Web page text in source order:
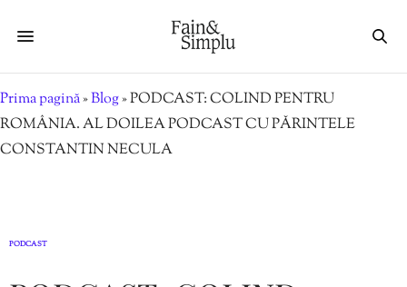
Prima pagină»Blog»PODCAST: COLIND PENTRU
ROMÂNIA. AL DOILEA PODCAST CU PĂRINTELE
CONSTANTIN NECULA
PODCAST